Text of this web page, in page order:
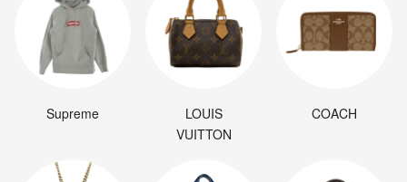
Supreme
LOUIS
VUITTON
COACH